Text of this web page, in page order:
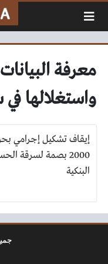
معرفة
واستغلالها
إيقاف تشكيل إجرامي
2000 بصمة لسرقة
البنكية